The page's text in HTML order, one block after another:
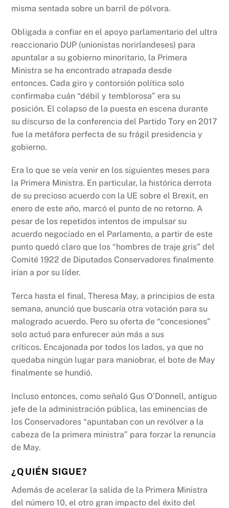
misma sentada sobre un barril de pólvora.
Obligada a confiar en el apoyo parlamentario del ultra
reaccionario DUP (unionistas norirlandeses) para
apuntalar a su gobierno minoritario, la Primera
Ministra se ha encontrado atrapada desde
entonces. Cada giro y contorsión política solo
confirmaba cuán “débil y temblorosa” era su
posición. El colapso de la puesta en escena durante
su discurso de la conferencia del Partido Tory en 2017
fue la metáfora perfecta de su frágil presidencia y
gobierno.
Era lo que se veía venir en los siguientes meses para
la Primera Ministra. En particular, la histórica derrota
de su precioso acuerdo con la UE sobre el Brexit, en
enero de este año, marcó el punto de no retorno. A
pesar de los repetidos intentos de impulsar su
acuerdo negociado en el Parlamento, a partir de este
punto quedó claro que los “hombres de traje gris” del
Comité 1922 de Diputados Conservadores finalmente
irían a por su líder.
Terca hasta el final, Theresa May, a principios de esta
semana, anunció que buscaría otra votación para su
malogrado acuerdo. Pero su oferta de “concesiones”
solo actuó para enfurecer aún más a sus
críticos. Encajonada por todos los lados, ya que no
quedaba ningún lugar para maniobrar, el bote de May
finalmente se hundió.
Incluso entonces, como señaló Gus O’Donnell, antiguo
jefe de la administración pública, las eminencias de
los Conservadores “apuntaban con un revólver a la
cabeza de la primera ministra” para forzar la renuncia
de May.
¿QUIÉN SIGUE?
Además de acelerar la salida de la Primera Ministra
del número 10, el otro gran impacto del éxito del